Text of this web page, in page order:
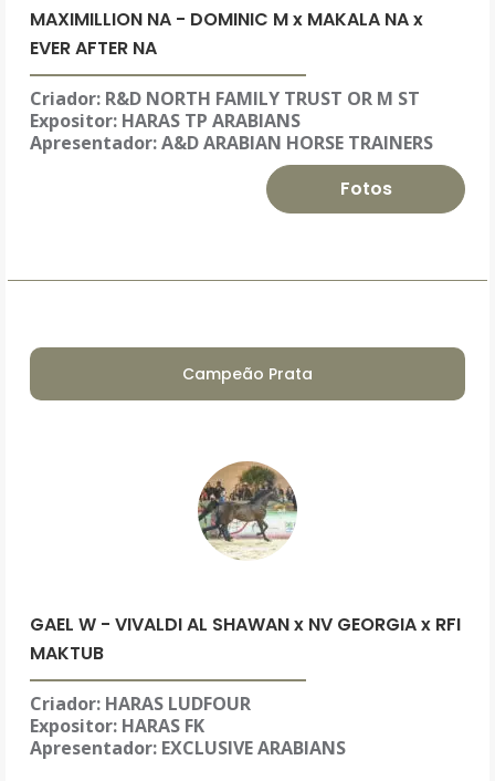
MAXIMILLION NA - DOMINIC M x MAKALA NA x
EVER AFTER NA
Criador: R&D NORTH FAMILY TRUST OR M ST
Expositor: HARAS TP ARABIANS
Apresentador: A&D ARABIAN HORSE TRAINERS
Fotos
Campeão Prata
GAEL W - VIVALDI AL SHAWAN x NV GEORGIA x RFI
MAKTUB
Criador: HARAS LUDFOUR
Expositor: HARAS FK
Apresentador: EXCLUSIVE ARABIANS